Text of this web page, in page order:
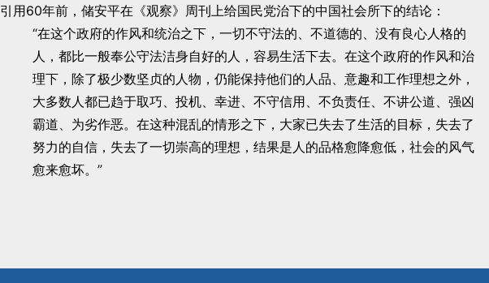
引用60年前，储安平在《观察》周刊上给国民党治下的中国社会所下的结论：
“在这个政府的作风和统治之下，一切不守法的、不道德的、没有良心人格的
人，都比一般奉公守法洁身自好的人，容易生活下去。在这个政府的作风和治
理下，除了极少数坚贞的人物，仍能保持他们的人品、意趣和工作理想之外，
大多数人都已趋于取巧、投机、幸进、不守信用、不负责任、不讲公道、强凶
霸道、为劣作恶。在这种混乱的情形之下，大家已失去了生活的目标，失去了
努力的自信，失去了一切崇高的理想，结果是人的品格愈降愈低，社会的风气
愈来愈坏。”